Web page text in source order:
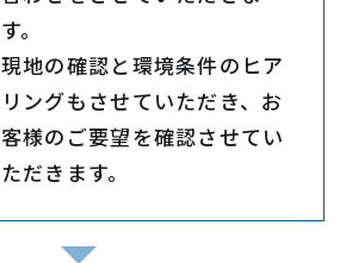
す。
現地の確認と環境条件のヒア
リングもさせていただき、お
客様のご要望を確認させてい
ただきます。